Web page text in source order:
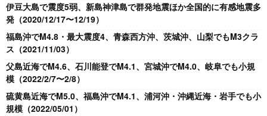
伊豆大島で震度5弱、新島神津島で群発地震ほか全国的に有感地震多
発（2020/12/17〜12/19）
福島沖でM4.8・最大震度4、青森西方沖、茨城沖、山梨でもM3クラ
ス（2021/11/03）
父島近海でM4.6、石川能登でM4.1、宮城沖でM4.0、岐阜でも小規
模（2022/2/7〜2/8）
硫黄島近海でM5.0、福島沖でM4.1、浦河沖・沖縄近海・岩手でも小
規模（2022/05/01）